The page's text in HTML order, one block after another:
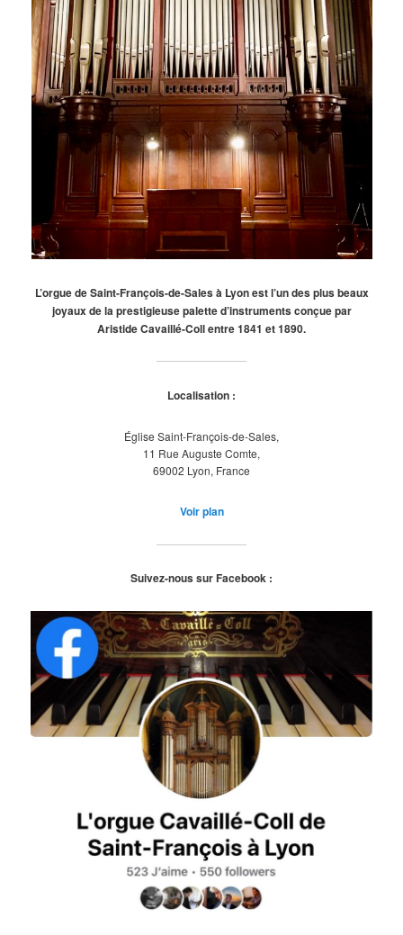
L’orgue de Saint-François-de-Sales à Lyon est l’un des plus beaux
joyaux de la prestigieuse palette d’instruments conçue par
Aristide Cavaillé-Coll entre 1841 et 1890.
Localisation :
Église Saint-François-de-Sales,
11 Rue Auguste Comte,
69002 Lyon, France
Voir plan
Suivez-nous sur Facebook :